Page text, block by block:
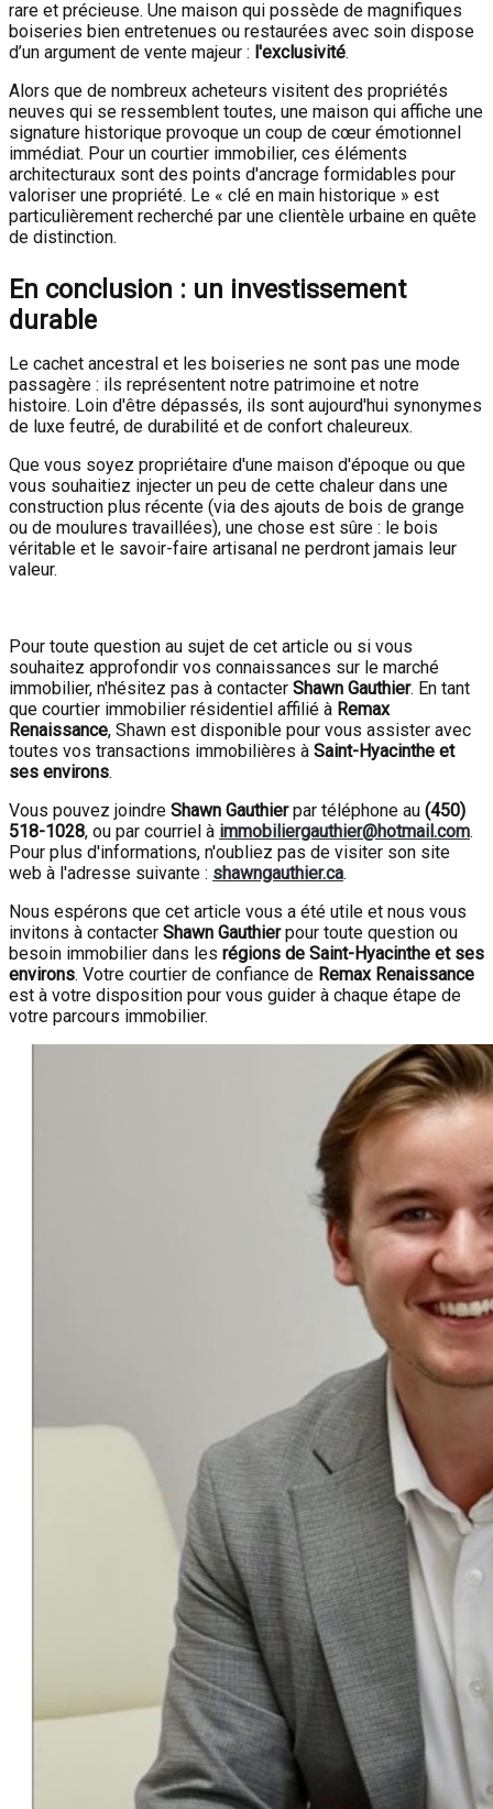
rare et précieuse. Une maison qui possède de magnifiques
boiseries bien entretenues ou restaurées avec soin dispose
d’un argument de vente majeur : l'exclusivité.
Alors que de nombreux acheteurs visitent des propriétés
neuves qui se ressemblent toutes, une maison qui affiche une
signature historique provoque un coup de cœur émotionnel
immédiat. Pour un courtier immobilier, ces éléments
architecturaux sont des points d'ancrage formidables pour
valoriser une propriété. Le « clé en main historique » est
particulièrement recherché par une clientèle urbaine en quête
de distinction.
En conclusion : un investissement
durable
Le cachet ancestral et les boiseries ne sont pas une mode
passagère : ils représentent notre patrimoine et notre
histoire. Loin d'être dépassés, ils sont aujourd'hui synonymes
de luxe feutré, de durabilité et de confort chaleureux.
Que vous soyez propriétaire d'une maison d'époque ou que
vous souhaitiez injecter un peu de cette chaleur dans une
construction plus récente (via des ajouts de bois de grange
ou de moulures travaillées), une chose est sûre : le bois
véritable et le savoir-faire artisanal ne perdront jamais leur
valeur.
Pour toute question au sujet de cet article ou si vous
souhaitez approfondir vos connaissances sur le marché
immobilier, n'hésitez pas à contacter Shawn Gauthier. En tant
que courtier immobilier résidentiel affilié à Remax
Renaissance, Shawn est disponible pour vous assister avec
toutes vos transactions immobilières à Saint-Hyacinthe et
ses environs.
Vous pouvez joindre Shawn Gauthierpar téléphone au (450)
518-1028, ou par courriel à immobiliergauthier@hotmail.com.
Pour plus d'informations, n'oubliez pas de visiter son site
web à l'adresse suivante : shawngauthier.ca.
Nous espérons que cet article vous a été utile et nous vous
invitons à contacter Shawn Gauthierpour toute question ou
besoin immobilier dans les régions de Saint-Hyacinthe et ses
environs. Votre courtier de confiance de Remax Renaissance
est à votre disposition pour vous guider à chaque étape de
votre parcours immobilier.